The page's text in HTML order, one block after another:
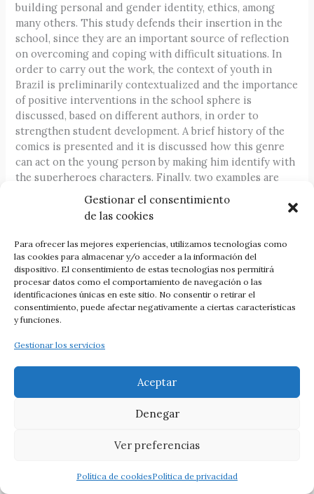
Gestionar el consentimiento
de las cookies
Para ofrecer las mejores experiencias, utilizamos tecnologías como
las cookies para almacenar y/o acceder a la información del
dispositivo. El consentimiento de estas tecnologías nos permitirá
procesar datos como el comportamiento de navegación o las
identificaciones únicas en este sitio. No consentir o retirar el
consentimiento, puede afectar negativamente a ciertas características
y funciones.
Gestionar los servicios
Aceptar
Denegar
Ver preferencias
Política de cookiesPolítica de privacidad
building personal and gender identity, ethics, among
many others. This study defends their insertion in the
school, since they are an important source of reflection
on overcoming and coping with difficult situations. In
order to carry out the work, the context of youth in
Brazil is preliminarily contextualized and the importance
of positive interventions in the school sphere is
discussed, based on different authors, in order to
strengthen student development. A brief history of the
comics is presented and it is discussed how this genre
can act on the young person by making him identify with
the superheroes characters. Finally, two examples are
shown of how superheroes can be a reference for young
====
Psicopatología del siglo XXI
Roberto García Sánchez
psicopatología; trastornos mentales.
Resumen:
El desarrollo humano se encamina hacia el crecimiento
personal y social, éste avanza en la adolescencia mediante
social positiva, defendiendo las necesidades personales y
(Krauskopf, 1995). El período comprendido entre los diez